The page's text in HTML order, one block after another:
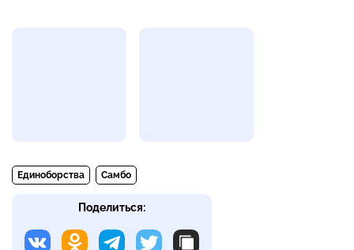
Единоборства Самбо
Поделиться: